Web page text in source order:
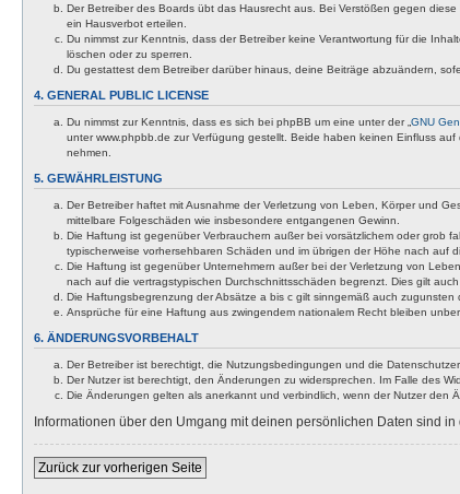
Der Betreiber des Boards übt das Hausrecht aus. Bei Verstößen gegen
ein Hausverbot erteilen.
Du nimmst zur Kenntnis, dass der Betreiber keine Verantwortung für die
löschen oder zu sperren.
Du gestattest dem Betreiber darüber hinaus, deine Beiträge abzuändern,
4. GENERAL PUBLIC LICENSE
Du nimmst zur Kenntnis, dass es sich bei phpBB um eine unter der „ GNU
unter www.phpbb.de zur Verfügung gestellt. Beide haben keinen Einfluss
nehmen.
5. GEWÄHRLEISTUNG
Der Betreiber haftet mit Ausnahme der Verletzung von Leben, Körper und
mittelbare Folgeschäden wie insbesondere entgangenen Gewinn.
Die Haftung ist gegenüber Verbrauchern außer bei vorsätzlichem oder grob
typischerweise vorhersehbaren Schäden und im übrigen der Höhe nach auf
Die Haftung ist gegenüber Unternehmern außer bei der Verletzung von
nach auf die vertragstypischen Durchschnittsschäden begrenzt. Dies gilt
Die Haftungsbegrenzung der Absätze a bis c gilt sinngemäß auch zugunsten
Ansprüche für eine Haftung aus zwingendem nationalem Recht bleiben
6. ÄNDERUNGSVORBEHALT
Der Betreiber ist berechtigt, die Nutzungsbedingungen und die
Der Nutzer ist berechtigt, den Änderungen zu widersprechen. Im Falle des
Die Änderungen gelten als anerkannt und verbindlich, wenn der Nutzer den
Informationen über den Umgang mit deinen persönlichen Daten sind
Zurück zur vorherigen Seite